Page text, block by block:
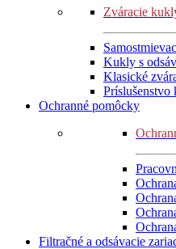
Zváracie
Kukly s
Klasické
Príslušenstvo
Ochranné pomôcky
Filtračné a odsávacie